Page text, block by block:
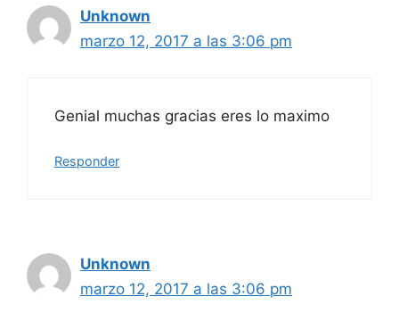
Unknown
marzo 12, 2017 a las 3:06 pm
Genial muchas gracias eres lo maximo
Responder
Unknown
marzo 12, 2017 a las 3:06 pm